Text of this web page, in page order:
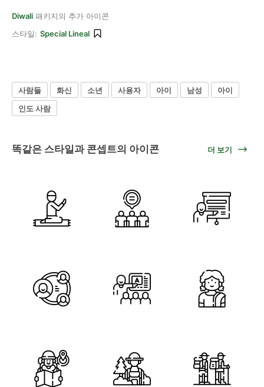
Diwali 패키지의 추가 아이콘
스타일: Special Lineal
사람들 화신 소년 사용자 아이 남성
아이
인도 사람
똑같은 스타일과 콘셉트의 아이콘 더 보기